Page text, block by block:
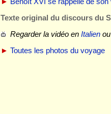
Texte original du discours du
Regarder la vidéo en Italien
► Toutes les photos du voyage